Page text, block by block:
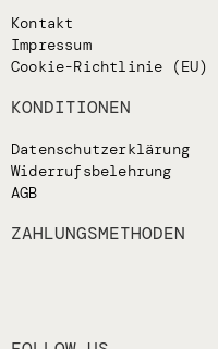
Kontakt
Impressum
Cookie-Richtlinie (EU)
KONDITIONEN
Datenschutzerklärung
Widerrufsbelehrung
AGB
ZAHLUNGSMETHODEN